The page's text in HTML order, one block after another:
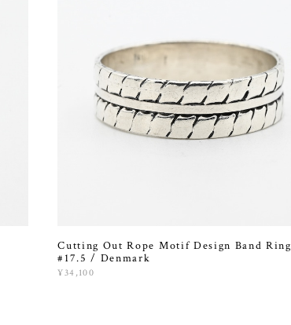
Cutting Out Rope Motif Design Band Ring
#17.5 / Denmark
¥34,100